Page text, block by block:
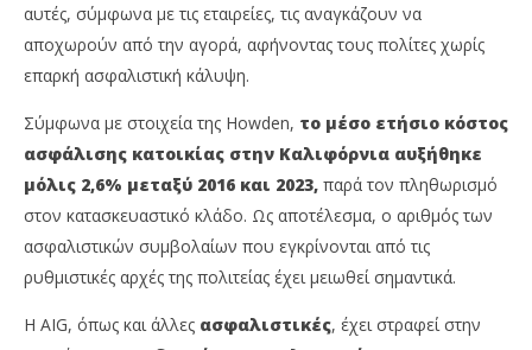
αυτές, σύμφωνα με τις εταιρείες, τις αναγκάζουν να
αποχωρούν από την αγορά, αφήνοντας τους πολίτες χωρίς
επαρκή ασφαλιστική κάλυψη.
Σύμφωνα με στοιχεία της Howden, το μέσο ετήσιο κόστος
ασφάλισης κατοικίας στην Καλιφόρνια αυξήθηκε
μόλις 2,6% μεταξύ 2016 και 2023, παρά τον πληθωρισμό
στον κατασκευαστικό κλάδο. Ως αποτέλεσμα, ο αριθμός των
ασφαλιστικών συμβολαίων που εγκρίνονται από τις
ρυθμιστικές αρχές της πολιτείας έχει μειωθεί σημαντικά.
Η AIG, όπως και άλλες ασφαλιστικές, έχει στραφεί στην